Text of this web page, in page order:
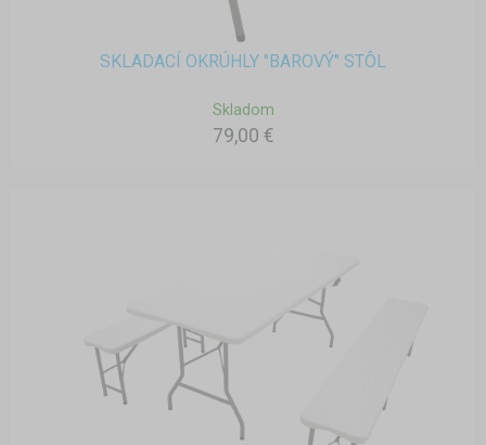
SKLADACÍ OKRÚHLY "BAROVÝ" STÔL
Skladom
79,00 €